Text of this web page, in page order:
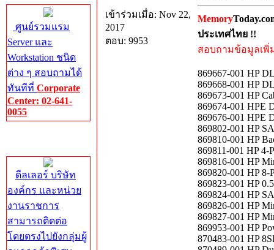
ศูนย์รวมแรม
Server และ
Workstation ชนิด
ต่าง ๆ สอบถามได้
ทันทีที่ Corporate
Center: 02-641-
0055
ดีลเลอร์ บริษัท
องค์กร และหน่วย
งานราชการ
สามารถติดต่อ
โดยตรงไปยังกลุ่มผู้
เข้าร่วมเมื่อ: Nov 22,
2017
ตอบ: 9953
Memory
ประเทศไทย !!
สอบถามข้อมูลเพิ่
869667-001 HP
869668-001 HP
869673-001 HP
869674-001 HPE
869676-001 HPE
869802-001 HP
869810-001 HP
869811-001 HP
869816-001 HP
869820-001 HP 8-
869823-001 HP
869824-001 HP
869826-001 HP
869827-001 HP
869953-001 HP
870483-001 HP